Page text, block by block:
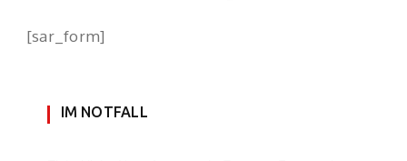
[sar_form]
IM NOTFALL